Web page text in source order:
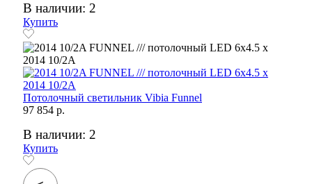
В наличии: 2
Купить
Потолочный светильник Vibia Funnel
97 854 р.
В наличии: 2
Купить